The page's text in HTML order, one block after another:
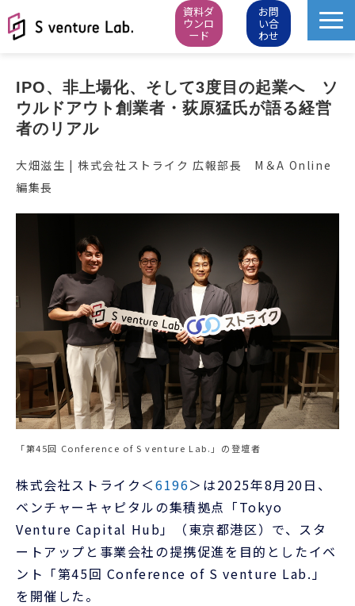
資料ダ
ウンロ
ード
お問
い合
わせ
イベント
お知らせ・イベントレポート
IPO、非上場化、そして3度目の起業へ　ソ
ウルドアウト創業者・荻原猛氏が語る経営
者のリアル
大畑滋生 | 株式会社ストライク 広報部長 M＆A Online
編集長
「第45回 Conference of S venture Lab.」の登壇者
株式会社ストライク＜6196＞は2025年8月20日、
ベンチャーキャピタルの集積拠点「Tokyo
Venture Capital Hub」（東京都港区）で、スタ
ートアップと事業会社の提携促進を目的としたイベ
ント「第45回 Conference of S venture Lab.」
を開催した。